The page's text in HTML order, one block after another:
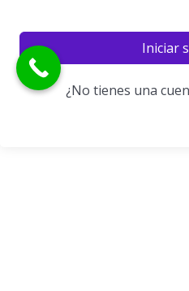
Iniciar
¿No tienes una